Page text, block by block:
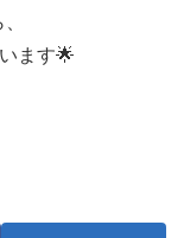
ます🌟